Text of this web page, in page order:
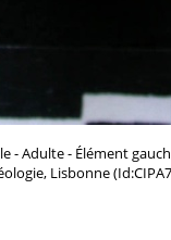
- Adulte - Élément
Lisbonne